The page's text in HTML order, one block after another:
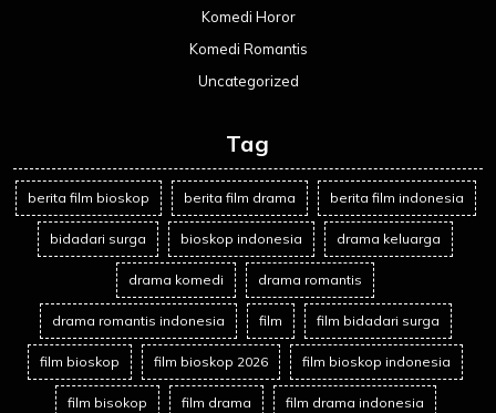
Komedi Horor
Komedi Romantis
Uncategorized
Tag
berita film bioskop berita film drama berita film indonesia
bidadari surga bioskop indonesia drama keluarga
drama komedi drama romantis
drama romantis indonesia film film bidadari surga
film bioskop film bioskop 2026 film bioskop indonesia
film bisokop film drama film drama indonesia